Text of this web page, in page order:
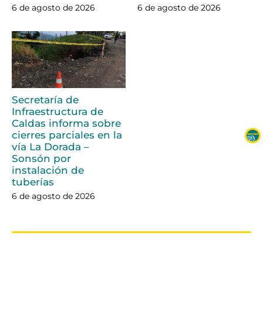
6 de agosto de 2026 6 de agosto de 2026
Secretaría de
Infraestructura de
Caldas informa sobre
cierres parciales en la
vía La Dorada –
Sonsón por
instalación de
tuberías
6 de agosto de 2026